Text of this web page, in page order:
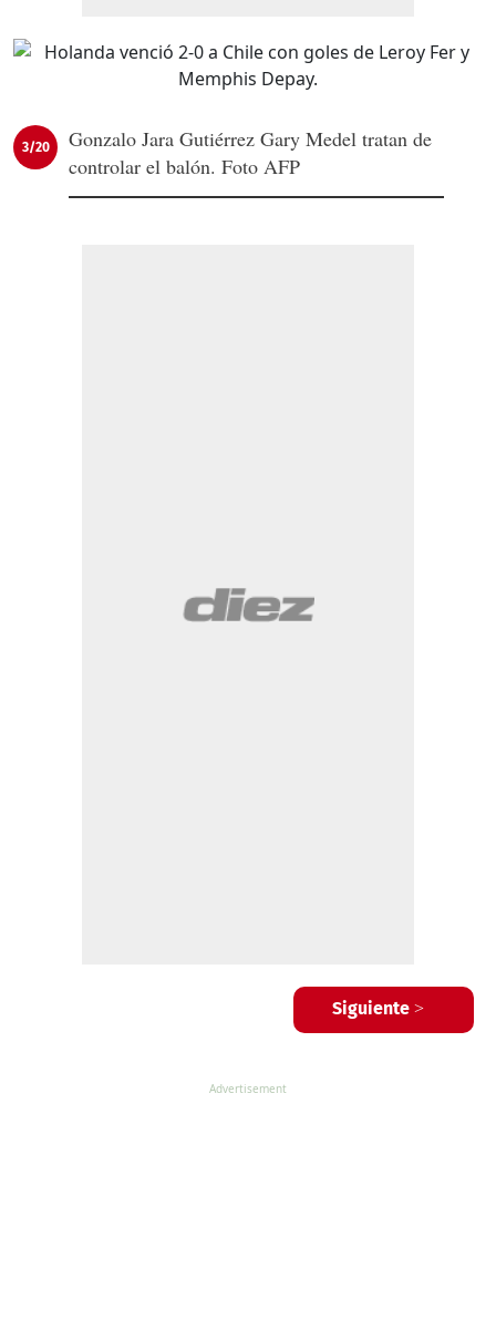
3/20
Gonzalo Jara Gutiérrez Gary Medel tratan de
controlar el balón. Foto AFP
Siguiente >